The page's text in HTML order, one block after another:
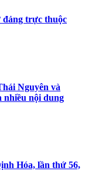
đảng trực thuộc
Nguyên và
nhiều nội dung
Hóa, lần thứ 56,